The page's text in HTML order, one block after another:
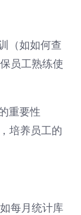
（如如何查
员工熟练使
重要性
培养员工的
每月统计库